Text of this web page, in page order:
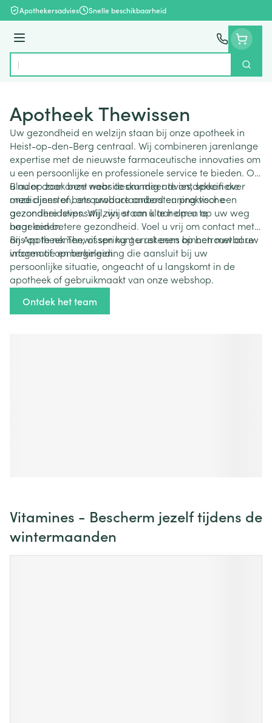
Ga naar de inhoud
Apothekersadvies Snelle beschikbaarheid
Menu
Product, merk, categorie...
Zoek
Apotheek Thewissen
Uw gezondheid en welzijn staan bij onze apotheek in
Heist-op-den-Berg centraal. Wij combineren jarenlange
expertise met de nieuwste farmaceutische innovaties om
u een persoonlijke en professionele service te bieden. Of
u nu op zoek bent naar deskundig advies, specifieke
medicijnen of betrouwbare ondersteuning voor een
gezondere levensstijl, wij staan klaar om u te
begeleiden.
Blader door onze website om meer te ontdekken over
onze diensten, ons productaanbod en praktische
gezondheidstips. Wij zijn er om u te helpen op uw weg
naar een betere gezondheid. Voel u vrij om contact met
ons op te nemen, of spring gerust eens binnen met al uw
vragen of opmerkingen.
Bij Apotheek Thewissen kunt u rekenen op betrouwbare
informatie en begeleiding die aansluit bij uw
persoonlijke situatie, ongeacht of u langskomt in de
apotheek of gebruikmaakt van onze webshop.
Ontdek het team
Vitamines - Bescherm jezelf tijdens de
wintermaanden